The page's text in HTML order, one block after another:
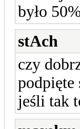
było
stAch
czy
podpięte
jeśli tak